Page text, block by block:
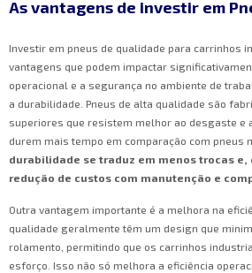
As vantagens de investir em
Investir em pneus de qualidade para carrinhos
vantagens que podem impactar
operacional e a segurança no ambiente de
a durabilidade. Pneus de alta qualidade são
superiores que resistem melhor ao desgaste e
durem mais tempo em comparação com pneus
durabilidade se traduz em menos trocas
redução de custos com manutenção e
Outra vantagem importante é a melhora na
qualidade geralmente têm um design que
rolamento, permitindo que os carrinhos
esforço. Isso não só melhora a eficiência